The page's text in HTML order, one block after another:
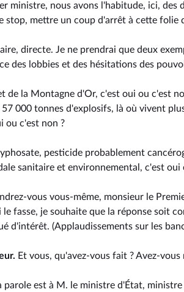
ministre, nous avons l'habitude, ici,
stop, mettre un coup d'arrêt à cette folie
directe. Je ne prendrai que deux
des lobbies et des hésitations des
de la Montagne d'Or, c'est oui ou c'est
57 000 tonnes d'explosifs, là où vivent
ou c'est non ?
pesticide probablement
sanitaire et environnemental, c'est oui
vous vous-même, monsieur le
fasse, je souhaite que la réponse soit
d'intérêt. (Applaudissements sur les
Et vous, qu'avez-vous fait ? Avez-
parole est à M. le ministre d'État,